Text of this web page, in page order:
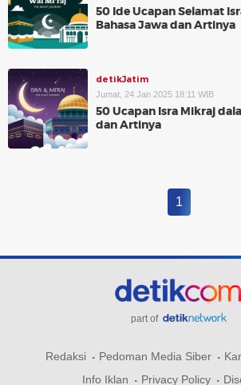
50 Ide Ucapan Selamat
Bahasa Jawa dan Artinya
detikJatim
Jumat, 24 Jan 2025 18:11 WIB
50 Ucapan Isra Mikraj
dan Artinya
1
part of
Redaksi Pedoman Media Siber
Info Iklan
Privacy Policy